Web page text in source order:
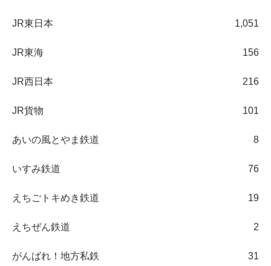
JR東日本 1,051
JR東海 156
JR西日本 216
JR貨物 101
あいの風とやま鉄道 8
いすみ鉄道 76
えちごトキめき鉄道 19
えちぜん鉄道 2
がんばれ！地方私鉄 31